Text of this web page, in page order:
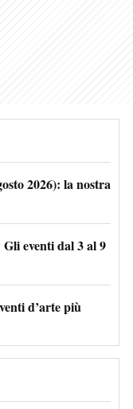
2026): la nostra
eventi dal 3 al 9
d’arte più